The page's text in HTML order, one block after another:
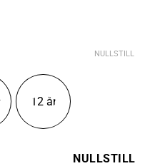
kr 219,00
12 år
NULLSTILL
NULLSTILL